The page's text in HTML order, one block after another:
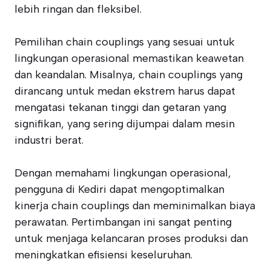
lebih ringan dan fleksibel.
Pemilihan chain couplings yang sesuai untuk
lingkungan operasional memastikan keawetan
dan keandalan. Misalnya, chain couplings yang
dirancang untuk medan ekstrem harus dapat
mengatasi tekanan tinggi dan getaran yang
signifikan, yang sering dijumpai dalam mesin
industri berat.
Dengan memahami lingkungan operasional,
pengguna di Kediri dapat mengoptimalkan
kinerja chain couplings dan meminimalkan biaya
perawatan. Pertimbangan ini sangat penting
untuk menjaga kelancaran proses produksi dan
meningkatkan efisiensi keseluruhan.